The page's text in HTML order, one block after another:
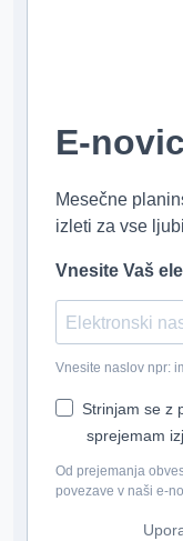
E-
Mesečne
izleti za vse
Vnesite Vaš
Vnesite naslov npr:
Strinjam se z
sprejemam
Od prejemanja
povezave v naši e-